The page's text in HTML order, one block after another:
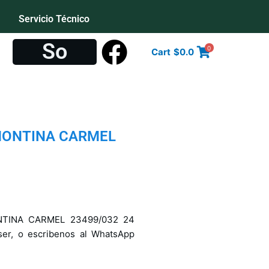
Servicio Técnico
oci Cart $0.0 0
CARMEL
CARMEL 23499/032 24
o escribenos al WhatsApp